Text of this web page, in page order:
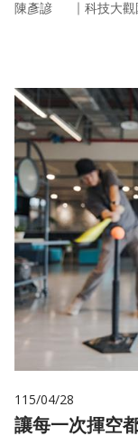
陳彥諺 ｜ 科技大
115/04/28
讓每一次揮空